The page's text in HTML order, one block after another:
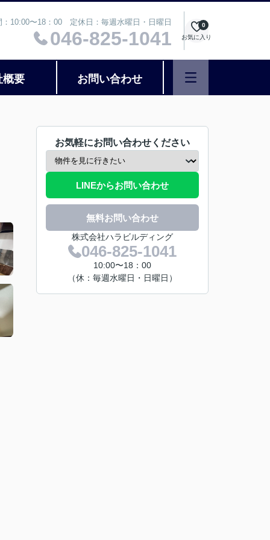
：10:00〜18：00 定休日：毎週水曜日・日曜日
046-825-1041 お気に入り
0
概要 お問い合わせ
お気軽にお問い合わせください
LINEからお問い合わせ
無料お問い合わせ
株式会社ハラビルディング
046-825-1041
10:00〜18：00
（休：毎週水曜日・日曜日）